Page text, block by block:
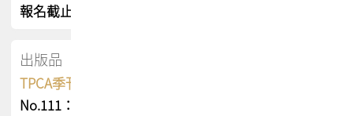
報名截止日 : 8/3 活動日期 : 8/15
出版品
TPCA季刊 FREE 線上版
No.111：PCB全球風險布局與韌性